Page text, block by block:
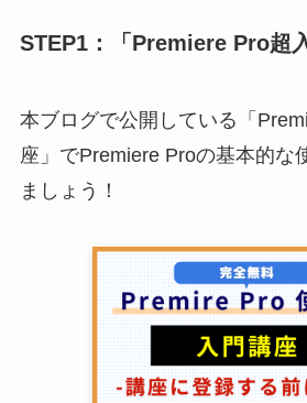
STEP1：「Premiere Pro超
本ブログで公開している「
座」でPremiere Proの基本的な
ましょう！